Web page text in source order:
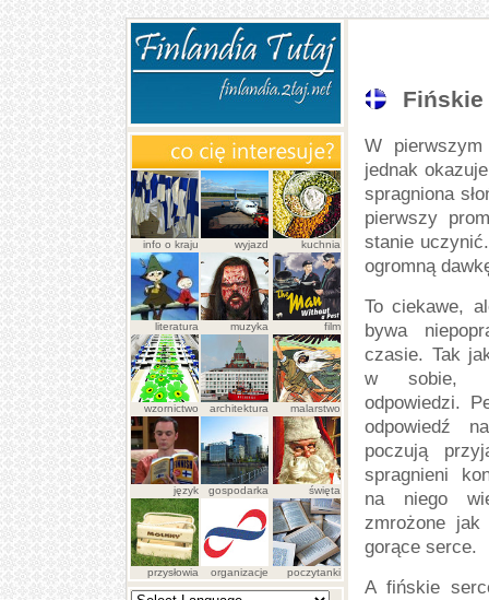
info o kraju wyjazd kuchnia
literatura muzyka film
wzornictwo architektura malarstwo
język gospodarka święta
przysłowia organizacje poczytanki
Fińskie
W
jednak
spragniona
pierwszy
stanie
ogromną
To ciekawe,
bywa
czasie. Tak
w sobie,
odpowiedzi.
odpowiedź
poczują
spragnieni
na niego
zmrożone jak
gorące serce.
A fińskie